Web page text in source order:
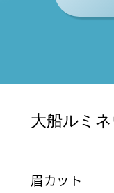
大船ルミ
眉カット